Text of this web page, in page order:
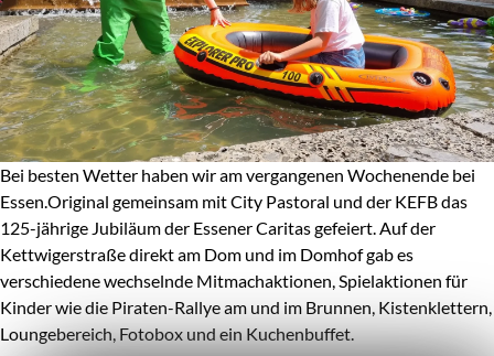
Bei besten Wetter haben wir am vergangenen Wochenende bei
Essen.Original gemeinsam mit City Pastoral und der KEFB das
125-jährige Jubiläum der Essener Caritas gefeiert. Auf der
Kettwigerstraße direkt am Dom und im Domhof gab es
verschiedene wechselnde Mitmachaktionen, Spielaktionen für
Kinder wie die Piraten-Rallye am und im Brunnen, Kistenklettern,
Loungebereich, Fotobox und ein Kuchenbuffet.